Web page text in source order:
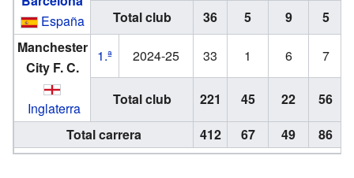
España
Total club 36 5 9
5
Manchester
City F. C.
Inglaterra
1.ª 2024-25 33 1 6 7
Total club 221 45 22
56
Total carrera
412 67 49 86